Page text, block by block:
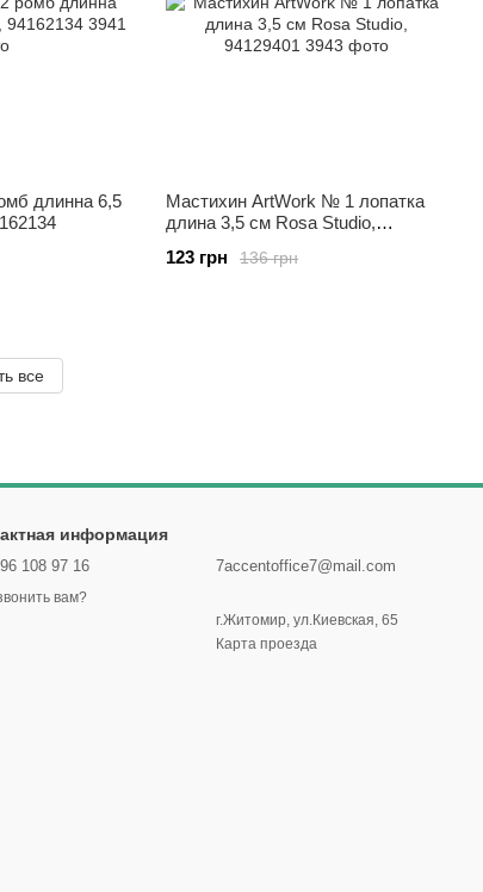
длинна 6,5
Мастихин ArtWork № 1 лопатка
длина 3,5 см Rosa Studio,
136 грн
123 грн
все
информация
108 97 16
вам?
7accentoffice7@mail.com
г.Житомир, ул.Киевская, 65
Карта проезда